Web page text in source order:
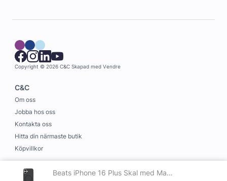
Beats iPhone 16 Plus Skal med Magsafe Midnattssvart
Copyright © 2026 C&C Skapad med Vendre
C&C
Om oss
Jobba hos oss
Kontakta oss
Hitta din närmaste butik
Köpvillkor
Information